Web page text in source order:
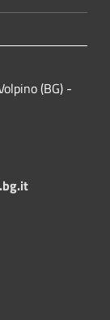
(BG) -